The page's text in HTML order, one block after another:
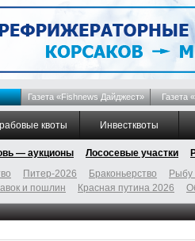
Газета «Fishnews Дайджест» Газета
квоты Инвестквоты
— аукционы Лососевые участки
Питер-2026 Браконьерство Рыбу
и пошлин Красная путина 2026